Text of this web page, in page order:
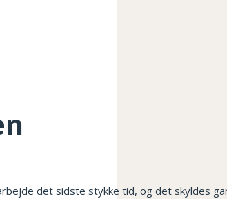
det sidste stykke tid, og det skyldes